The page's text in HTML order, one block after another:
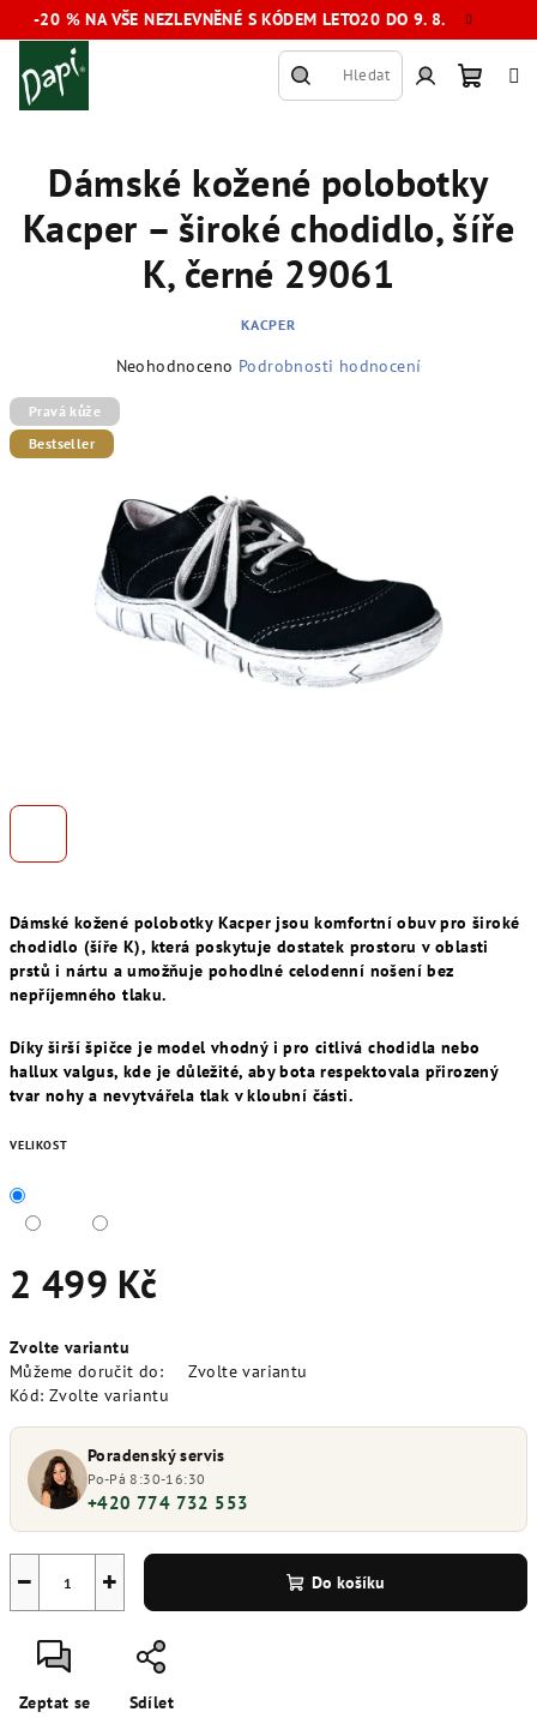
Přejít
na
-20 % NA VŠE NEZLEVNĚNÉ S KÓDEM LETO20 DO 9. 8.
Hledat
košík
Dámské kožené polobotky Kacper jsou komfortní obuv pro široké
chodidlo (šíře K), která poskytuje dostatek prostoru v oblasti
prstů i nártu a umožňuje pohodlné celodenní nošení bez
nepříjemného tlaku.
Díky širší špičce je model vhodný i pro citlivá chodidla nebo
hallux valgus, kde je důležité, aby bota respektovala přirozený
tvar nohy a nevytvářela tlak v kloubní části.
VELIKOST
2 499 Kč
cena:
Zvolte variantu
Můžeme doručit do:
Zvolte variantu
Kód: Zvolte variantu
Poradenský servis
Po-Pá 8:30-16:30
+420 774 732 553
+
− Do košíku
Zeptat se Sdílet
Dámské kožené polobotky
Kacper – široké chodidlo, šíře
K, černé 29061
KACPER
produktu
je
0,0
Neohodnoceno Podrobnosti hodnocení
Pravá kůže
Bestseller